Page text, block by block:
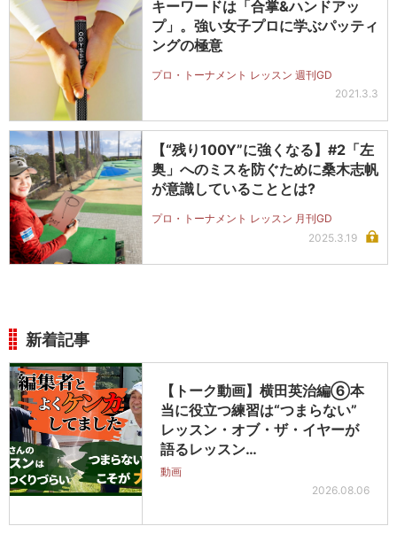
キーワードは「合掌&ハンドアッ
プ」。強い女子プロに学ぶパッティ
ングの極意
プロ・トーナメント レッスン 週刊GD
2021.3.3
【“残り100Y”に強くなる】#2「左
奥」へのミスを防ぐために桑木志帆
が意識していることとは?
プロ・トーナメント レッスン 月刊GD
2025.3.19
新着記事
【トーク動画】横田英治編⑥本
当に役立つ練習は“つまらない”
レッスン・オブ・ザ・イヤーが
語るレッスン…
動画
2026.08.06